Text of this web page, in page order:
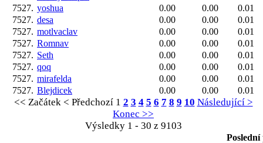
7527. yoshua 0.00 0.00
0.01
7527. desa 0.00 0.00
0.01
7527. motlvaclav 0.00 0.00
0.01
7527. Romnav 0.00 0.00
0.01
7527. Seth 0.00 0.00
0.01
7527. qoq 0.00 0.00
0.01
7527. mirafelda 0.00 0.00
0.01
7527. Blejdicek 0.00 0.00 0.01
<< Začátek < Předchozí 1 2 3 4 5 6 7 8 9 10 Následující >
Konec >>
Výsledky 1 - 30 z 9103